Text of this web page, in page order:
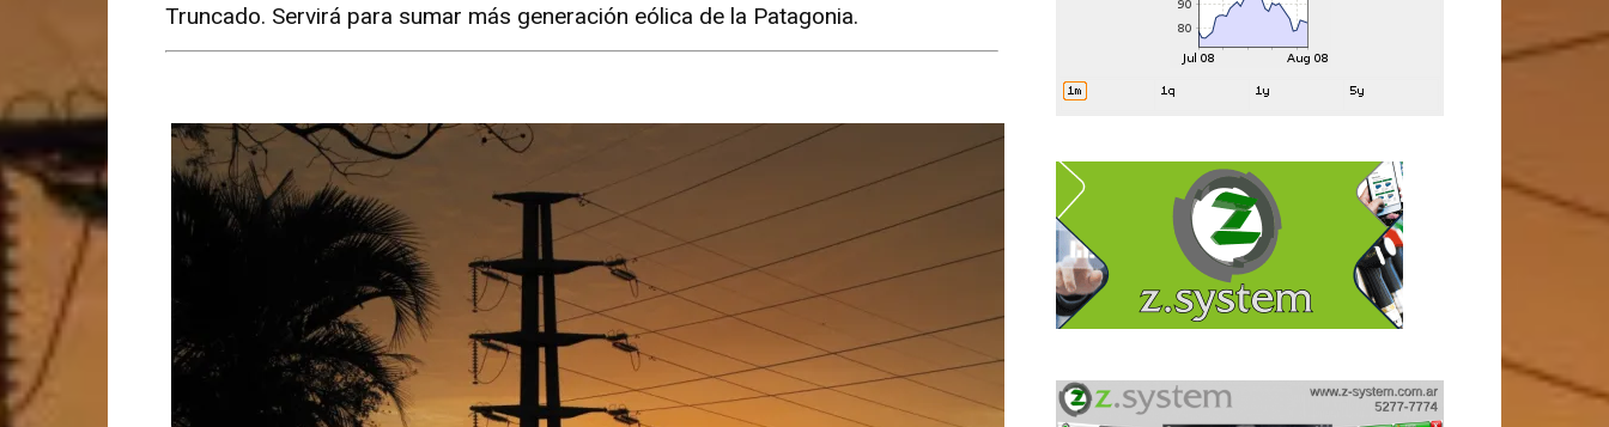
Truncado. Servirá para sumar más generación eólica de la Patagonia.